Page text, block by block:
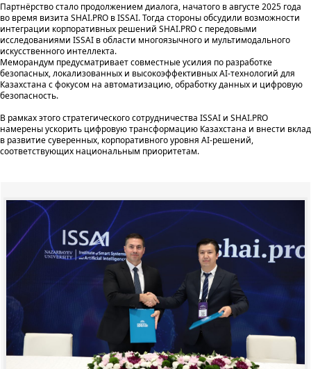
Партнёрство стало продолжением диалога, начатого в августе 2025 года
во время визита SHAI.PRO в ISSAI. Тогда стороны обсудили возможности
интеграции корпоративных решений SHAI.PRO с передовыми
исследованиями ISSAI в области многоязычного и мультимодального
искусственного интеллекта.
Меморандум предусматривает совместные усилия по разработке
безопасных, локализованных и высокоэффективных AI-технологий для
Казахстана с фокусом на автоматизацию, обработку данных и цифровую
безопасность.
В рамках этого стратегического сотрудничества ISSAI и SHAI.PRO
намерены ускорить цифровую трансформацию Казахстана и внести вклад
в развитие суверенных, корпоративного уровня AI-решений,
соответствующих национальным приоритетам.